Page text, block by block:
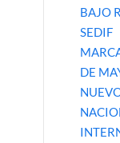
BAJO
SEDIF
DE